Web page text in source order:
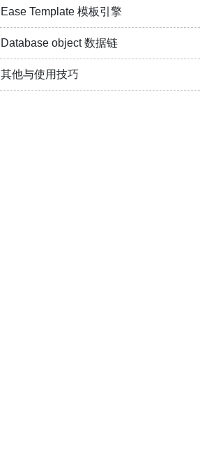
Ease Template 模板引擎
Database object 数据链
其他与使用技巧